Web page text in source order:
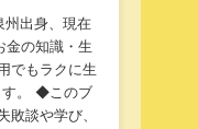
出身、現在
の知識・生
でもラクに生
す。 ◆このブ
敗談や学び、